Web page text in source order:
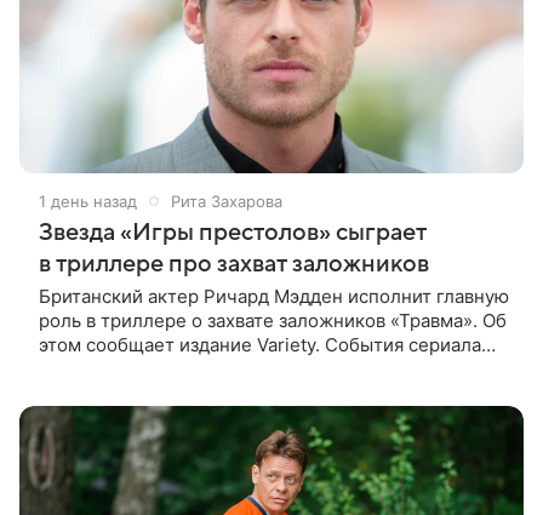
1 день назад Рита Захарова
Звезда «Игры престолов» сыграет
в триллере про захват заложников
Британский актер Ричард Мэдден исполнит главную
роль в триллере о захвате заложников «Травма». Об
этом сообщает издание Variety. События сериала